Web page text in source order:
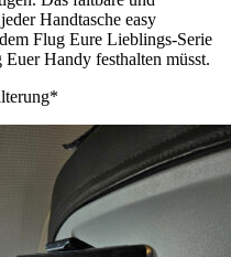
Handtasche easy
Flug Eure Lieblings-Serie
Euer Handy festhalten müsst.